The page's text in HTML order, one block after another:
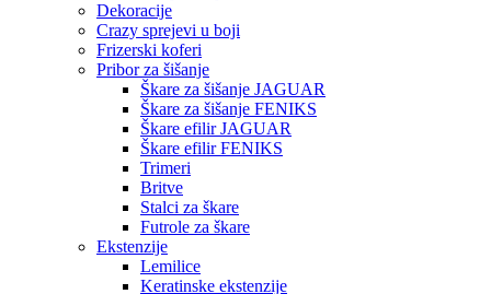
Dekoracije
Crazy sprejevi u boji
Frizerski koferi
Pribor za šišanje
Škare za šišanje JAGUAR
Škare za šišanje FENIKS
Škare efilir JAGUAR
Škare efilir FENIKS
Trimeri
Britve
Stalci za škare
Futrole za škare
Ekstenzije
Lemilice
Keratinske ekstenzije